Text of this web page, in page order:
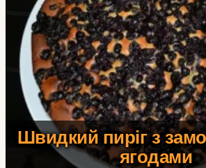
Швидкий пиріг з
ягодами